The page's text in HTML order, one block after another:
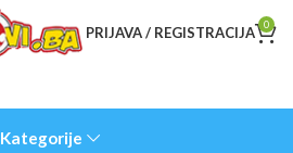
PRIJAVA / REGISTRACIJA 0
Kategorije